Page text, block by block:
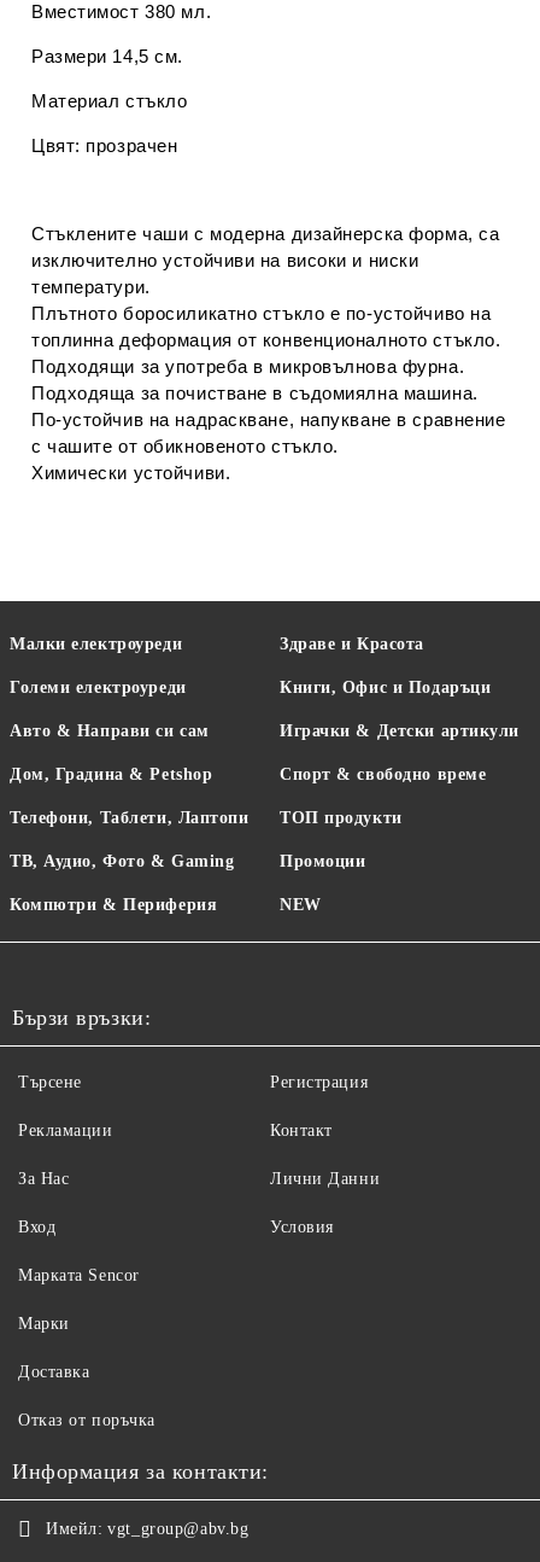
Вместимост 380 мл.
Размери 14,5 cм.
Материал стъкло
Цвят: прозрачен
Стъклените чаши с модерна дизайнерска форма, са
изключително устойчиви на високи и ниски
температури.
Плътното боросиликатно стъкло е по-устойчиво на
топлинна деформация от конвенционалното стъкло.
Подходящи за употреба в микровълнова фурна.
Подходяща за почистване в съдомиялна машина.
По-устойчив на надраскване, напукване в сравнение
с чашите от обикновеното стъкло.
Химически устойчиви.
Малки електроуреди
Големи електроуреди
Авто & Направи си сам
Дом, Градина & Petshop
Телефони, Таблети, Лаптопи
ТВ, Аудио, Фото & Gaming
Компютри & Периферия
Здраве и Красота
Книги, Офис и Подаръци
Играчки & Детски артикули
Спорт & свободно време
ТОП продукти
Промоции
NEW
Бързи връзки:
Търсене
Рекламации
За Нас
Вход
Регистрация
Контакт
Лични Данни
Условия
Maрката Sencor
Марки
Доставка
Отказ от поръчка
Информация за контакти:
Имейл: vgt_group@abv.bg